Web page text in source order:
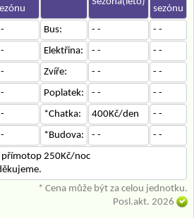
sezónu
Bus: - -
- -
Elektřina: - -
- -
Zvíře: - -
- -
Poplatek: - -
- -
*Chatka: 400Kč/den
- -
*Budova: - -
- -
přímotop 250Kč/noc
* Cena může být za celou jednotku.
Posl.akt. 2026